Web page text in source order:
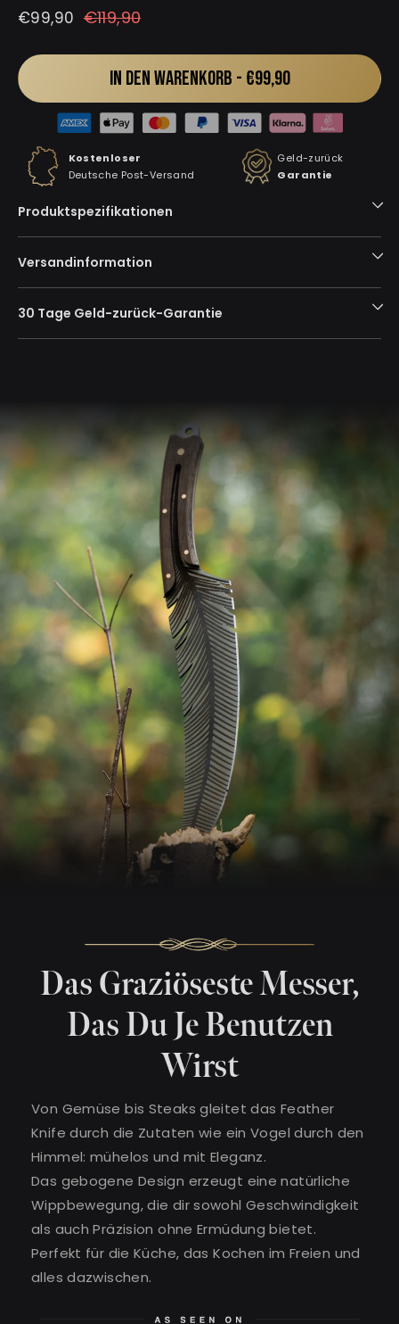
Normaler
Sonderpreis
€99,90 €119,90
IN DEN WARENKORB - €99,90
Kostenloser
Deutsche Post-Versand
Geld-zurück
Garantie
Produktspezifikationen
Versandinformation
30 Tage Geld-zurück-Garantie
Das Graziöseste Messer,
Das Du Je Benutzen
Wirst
Von Gemüse bis Steaks gleitet das Feather
Knife durch die Zutaten wie ein Vogel durch den
Himmel: mühelos und mit Eleganz.
Das gebogene Design erzeugt eine natürliche
Wippbewegung, die dir sowohl Geschwindigkeit
als auch Präzision ohne Ermüdung bietet.
Perfekt für die Küche, das Kochen im Freien und
alles dazwischen.